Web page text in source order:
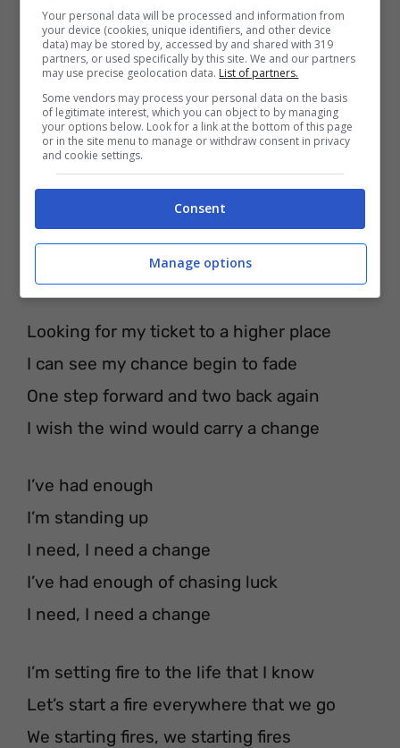
I’m setting fire to the life that I know
Let’s start a fire everywhere that we go
We starting fires, we starting fires
‘Til our lives are burning gold
‘Til our lives are burning gold
Looking for my ticket to a higher place
I can see my chance begin to fade
One step forward and two back again
I wish the wind would carry a change
I’ve had enough
I’m standing up
I need, I need a change
I’ve had enough of chasing luck
I need, I need a change
I’m setting fire to the life that I know
Let’s start a fire everywhere that we go
We starting fires, we starting fires
Your personal data will be processed and information from
your device (cookies, unique identifiers, and other device
data) may be stored by, accessed by and shared with 319
partners, or used specifically by this site. We and our partners
may use precise geolocation data. List of partners.
Some vendors may process your personal data on the basis
of legitimate interest, which you can object to by managing
your options below. Look for a link at the bottom of this page
or in the site menu to manage or withdraw consent in privacy
and cookie settings.
Consent
Manage options